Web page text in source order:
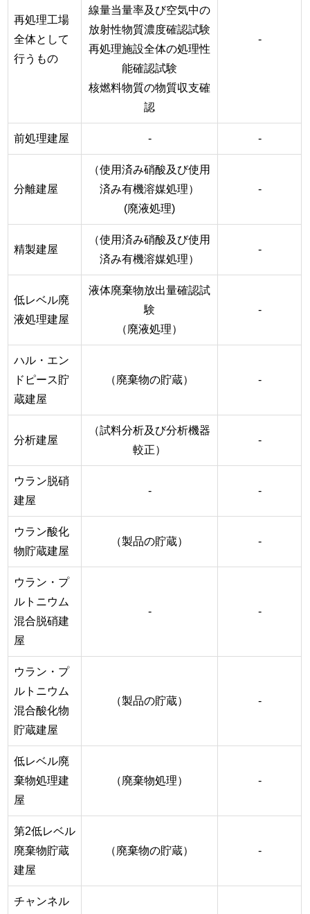
再処理工場
全体として
行うもの
線量当量率及び空気中の
放射性物質濃度確認試験
再処理施設全体の処理性
能確認試験
核燃料物質の物質収支確
認
-
前処理建屋 - -
分離建屋
（使用済み硝酸及び使用
済み有機溶媒処理）
(廃液処理)
-
精製建屋
（使用済み硝酸及び使用
済み有機溶媒処理）
-
低レベル廃
液処理建屋
液体廃棄物放出量確認試
験
（廃液処理）
-
ハル・エン
ドピース貯
蔵建屋
（廃棄物の貯蔵） -
分析建屋
（試料分析及び分析機器
較正）
-
ウラン脱硝
建屋
- -
ウラン酸化
物貯蔵建屋
（製品の貯蔵） -
ウラン・プ
ルトニウム
混合脱硝建
屋
- -
ウラン・プ
ルトニウム
混合酸化物
貯蔵建屋
（製品の貯蔵） -
低レベル廃
棄物処理建
屋
（廃棄物処理） -
第2低レベル
廃棄物貯蔵
建屋
（廃棄物の貯蔵） -
チャンネル